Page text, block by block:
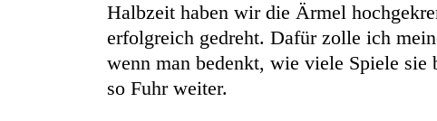
Halbzeit haben wir die Ärmel
erfolgreich gedreht. Dafür zolle ich
wenn man bedenkt, wie viele Spiele sie
so Fuhr weiter.